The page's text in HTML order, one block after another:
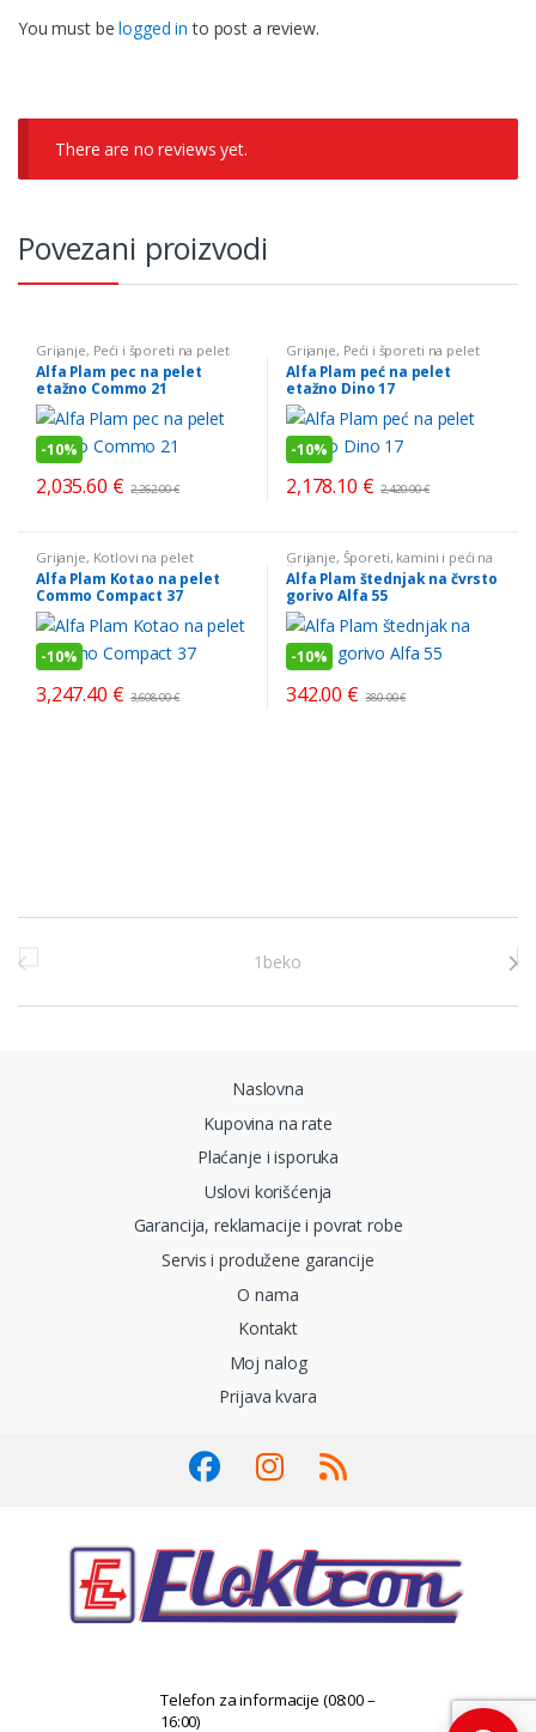
You must belogged in to post a review.
There are no reviews yet.
Povezani proizvodi
Grijanje, Peći i šporeti na pelet
Alfa Plam pec na pelet
etažno Commo 21
-10%
2,035.60 € 2,262.00€
Grijanje, Peći i šporeti na pelet
Alfa Plam peć na pelet
etažno Dino 17
-10%
2,178.10 € 2,420.00€
Grijanje, Kotlovi na pelet
Alfa Plam Kotao na pelet
Commo Compact 37
-10%
3,247.40 € 3,608.00€
Grijanje, Šporeti, kamini i peći na
čvrsto gorivo
Alfa Plam štednjak na čvrsto
gorivo Alfa 55
-10%
342.00 € 380.00€
Brands Carousel
Naslovna
Kupovina na rate
Plaćanje i isporuka
Uslovi korišćenja
Garancija, reklamacije i povrat robe
Servis i produžene garancije
O nama
Kontakt
Moj nalog
Prijava kvara
Telefon za informacije (08:00 –
16:00)